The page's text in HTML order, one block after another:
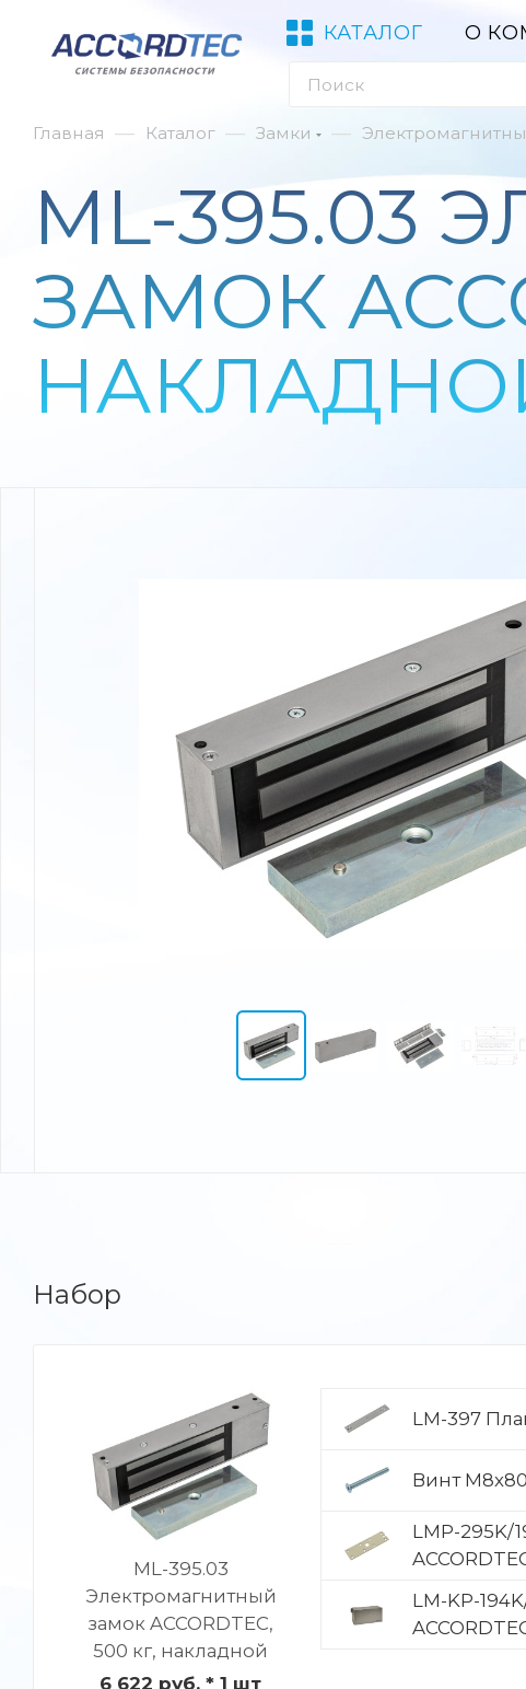
КАТАЛОГ О
Главная — Каталог — Замки —
ML-395.03
ЗАМОК
Набор
ML-395.03
Электромагнитный
замок ACCORDTEC,
500 кг, накладной
6 622 руб. * 1 шт
LM-397
Винт
LMP-295K/
LM-KP-